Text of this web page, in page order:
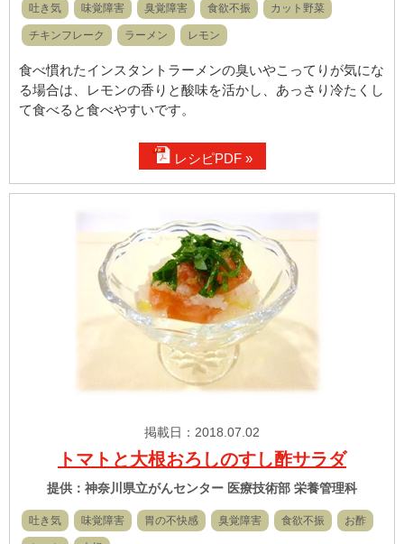
吐き気 味覚障害 臭覚障害 食欲不振 カット野菜
チキンフレーク ラーメン レモン
食べ慣れたインスタントラーメンの臭いやこってりが気にな
る場合は、レモンの香りと酸味を活かし、あっさり冷たくし
て食べると食べやすいです。
レシピPDF »
掲載日：2018.07.02
トマトと大根おろしのすし酢サラダ
提供：神奈川県立がんセンター 医療技術部 栄養管理科
吐き気 味覚障害 胃の不快感 臭覚障害 食欲不振 お酢